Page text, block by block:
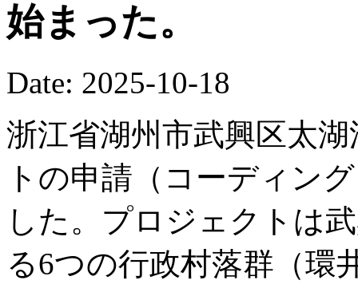
始まった。
Date: 2025-10-18
浙江省湖州市武興区太
トの申請（コーディン
した。プロジェクトは
る6つの行政村落群（環